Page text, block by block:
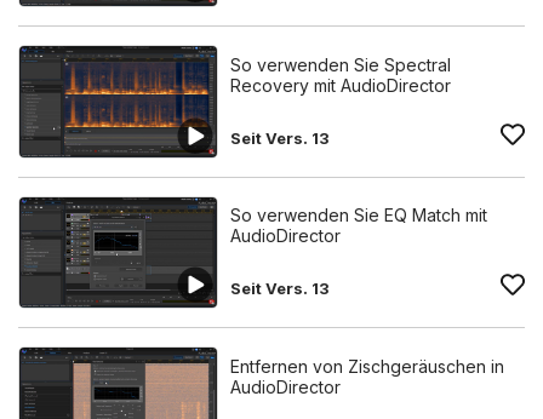
So verwenden Sie Spectral
Recovery mit AudioDirector
Seit Vers. 13
So verwenden Sie EQ Match mit
AudioDirector
Seit Vers. 13
Entfernen von Zischgeräuschen in
AudioDirector